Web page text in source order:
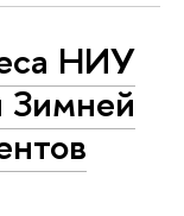
НИУ
Зимней